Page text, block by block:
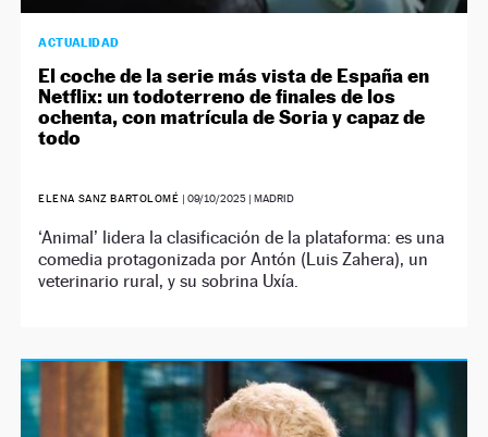
ACTUALIDAD
El coche de la serie más vista de España en
Netflix: un todoterreno de finales de los
ochenta, con matrícula de Soria y capaz de
todo
ELENA SANZ BARTOLOMÉ |09/10/2025 | MADRID
‘Animal’ lidera la clasificación de la plataforma: es una
comedia protagonizada por Antón (Luis Zahera), un
veterinario rural, y su sobrina Uxía.